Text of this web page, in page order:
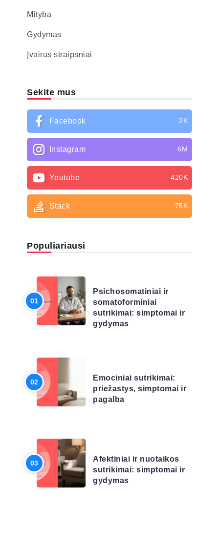
Mityba
Gydymas
Įvairūs straipsniai
Sekite mus
Facebook 2K
Instagram 6M
Youtube 420K
Stack 75K
Populiariausi
Psichosomatiniai ir
somatoforminiai
sutrikimai: simptomai ir
gydymas
Emociniai sutrikimai:
priežastys, simptomai ir
pagalba
Afektiniai ir nuotaikos
sutrikimai: simptomai ir
gydymas